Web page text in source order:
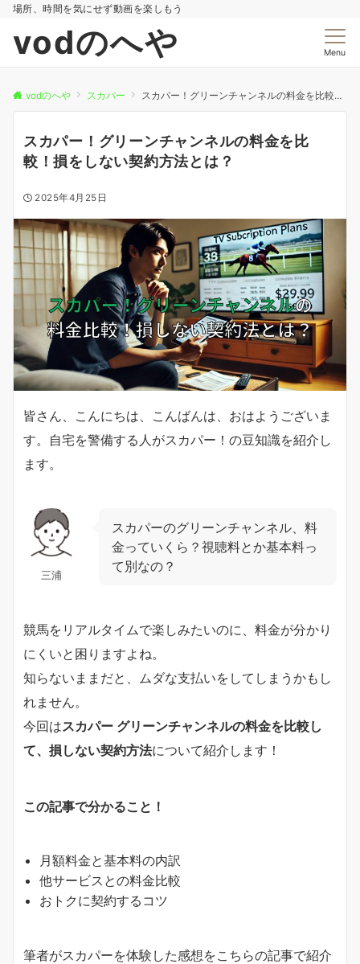
場所、時間を気にせず動画を楽しもう
vodのへや Menu
vodのへや スカパー スカパー！グリーンチャンネルの料金を比較！損をしない契約方法とは？
スカパー！グリーンチャンネルの料金を比
較！損をしない契約方法とは？
2025年4月25日
皆さん、こんにちは、こんばんは、おはようございま
す。自宅を警備する人がスカパー！の豆知識を紹介し
ます。
三浦
スカパーのグリーンチャンネル、料
金っていくら？視聴料とか基本料っ
て別なの？
競馬をリアルタイムで楽しみたいのに、料金が分かり
にくいと困りますよね。
知らないままだと、ムダな支払いをしてしまうかもし
れません。
今回はスカパー グリーンチャンネルの料金を比較し
て、損しない契約方法について紹介します！
この記事で分かること！
月額料金と基本料の内訳
他サービスとの料金比較
おトクに契約するコツ
筆者がスカパーを体験した感想をこちらの記事で紹介